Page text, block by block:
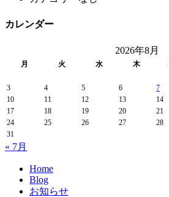
カレンダー
2026年8月
月 火 水 木
3
4 5 6 7
10
11 12 13 14
17
18 19 20 21
24
25 26 27 28
31
« 7月
Home
Blog
お知らせ